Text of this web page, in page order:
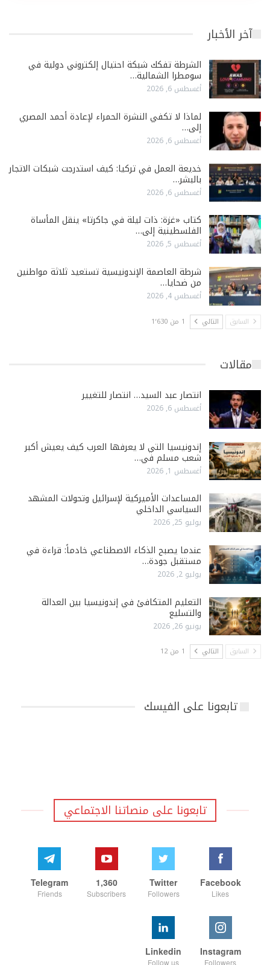
آخر الأخبار
الشرطة تفكك شبكة احتيال إلكتروني دولية في
سومطرا الشمالية…
أغسطس 6, 2026
لماذا لا تكفي النشرة الحمراء لإعادة أحمد المصري
إلى…
أغسطس 6, 2026
خديعة العمل في تركيا: كيف استدرجت شبكات الاتجار
بالبشر…
أغسطس 6, 2026
كتاب «غزة: ذات ليلة في جاكرتا» ينقل المأساة
الفلسطينية إلى…
أغسطس 5, 2026
شرطة العاصمة الإندونيسية تستعيد ثلاثة مواطنين
من ضحايا…
أغسطس 4, 2026
السابق التالي 1 من 1٬630
مقالات
انتصار عبد السيد… انتصار للتغيير
أغسطس 6, 2026
إندونيسيا التي لا يعرفها العرب كيف يعيش أكبر
شعب مسلم في…
أغسطس 1, 2026
المساعدات الأميركية لإسرائيل وتحولات المشهد
السياسي الداخلي
يوليو 25, 2026
عندما يصبح الذكاء الاصطناعي خادماً: قراءة في
مستقبل جودة…
يوليو 2, 2026
التعليم المتكافئ في إندونيسيا بين العدالة
والتسليع
يونيو 26, 2026
السابق التالي 1 من 12
تابعونا على الفيسك
تابعونا على منصاتنا الاجتماعي
Facebook
Likes
Twitter
Followers
1,360
Subscribers
Telegram
Friends
Instagram
Followers
Linkedin
Follow us